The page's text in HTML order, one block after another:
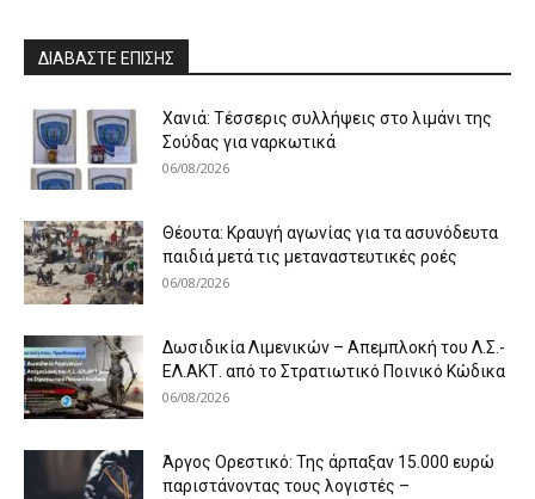
ΔΙΑΒΑΣΤΕ ΕΠΙΣΗΣ
Χανιά: Τέσσερις συλλήψεις στο λιμάνι της
Σούδας για ναρκωτικά
06/08/2026
Θέουτα: Κραυγή αγωνίας για τα ασυνόδευτα
παιδιά μετά τις μεταναστευτικές ροές
06/08/2026
Δωσιδικία Λιμενικών – Απεμπλοκή του Λ.Σ.-
ΕΛ.ΑΚΤ. από το Στρατιωτικό Ποινικό Κώδικα
06/08/2026
Άργος Ορεστικό: Της άρπαξαν 15.000 ευρώ
παριστάνοντας τους λογιστές –